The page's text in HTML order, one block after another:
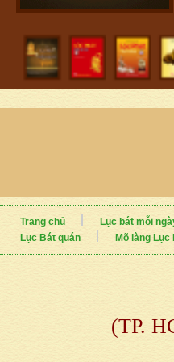
Trang chủ Lục bát mỗi
Lục Bát quán
Mõ làng Lục
(TP.